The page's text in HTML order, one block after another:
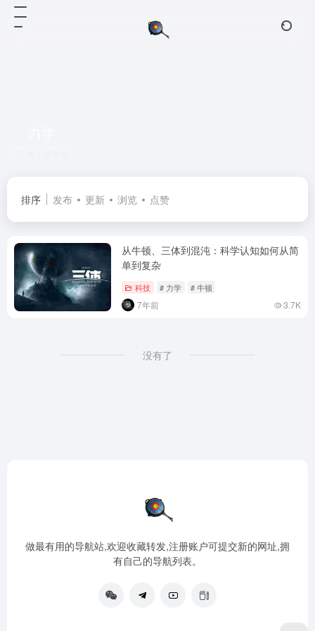
排序 发布 更新 浏览 点赞
从牛顿、三体到混沌：科学认知如何从简
单到复杂
科技 # 力学 # 牛顿
7年前 3.7K
没有了
做最有用的导航站,欢迎收藏转发,注册账户可提交新的网址,拥
有自己的导航列表。